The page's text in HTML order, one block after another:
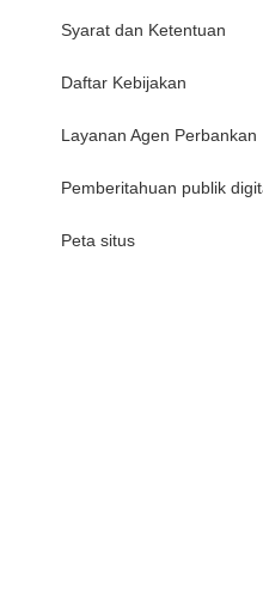
Syarat dan Ketentuan
Daftar Kebijakan
Layanan Agen Perbankan
Pemberitahuan publik
Peta situs